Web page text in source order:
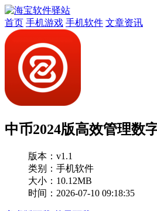
首页 手机游戏 手机软件 文章资讯
中币2024版高效管理数
版本： v1.1
类别：手机软件
大小：10.12MB
时间：2026-07-10 09:18:35